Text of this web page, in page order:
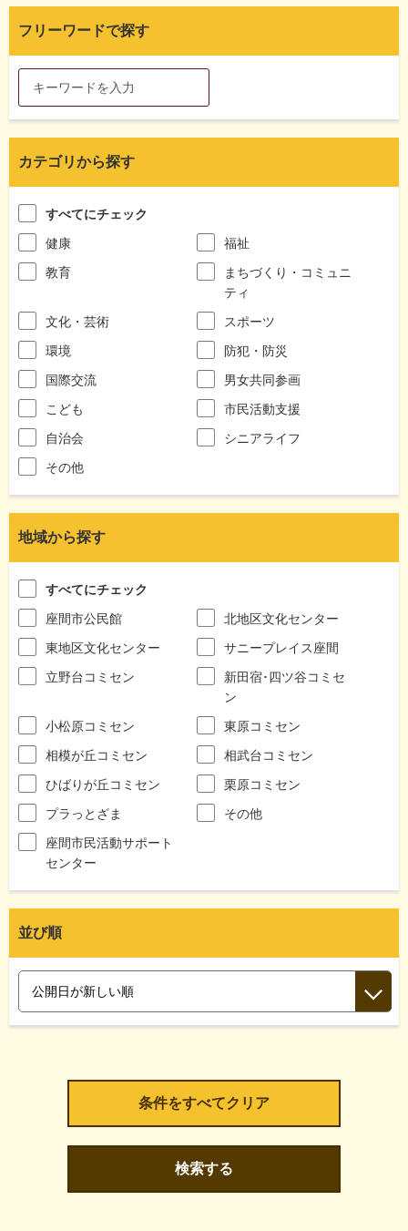
フリーワードで探す
カテゴリから探す
すべてにチェック
健康
福祉
教育
まちづくり・コミュニ
ティ
文化・芸術
スポーツ
環境
防犯・防災
国際交流
男女共同参画
こども
市民活動支援
自治会
シニアライフ
その他
地域から探す
すべてにチェック
座間市公民館
北地区文化センター
東地区文化センター
サニープレイス座間
立野台コミセン
新田宿･四ツ谷コミセ
ン
小松原コミセン
東原コミセン
相模が丘コミセン
相武台コミセン
ひばりが丘コミセン
栗原コミセン
プラっとざま
その他
座間市民活動サポート
センター
並び順
検索する